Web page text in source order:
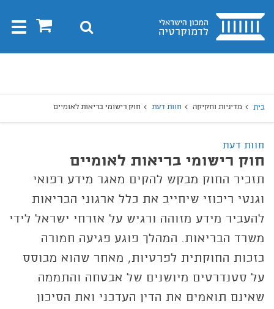
בית 0 חיפוש
בית מדיניות וחקיקה חוות דעת חוק רישומי בריאות לאומיים
חוות דעת
חוק רישומי בריאות לאומיים
תזכיר החוק מבקש להקים מאגר מידע רפואי
וגנטי ריכוזי שיחייב את כלל ארגוני הבריאות
להעביר מידע מזוהה ורגיש על אזרחי ישראל לידי
משרד הבריאות. המהלך פוגע פגיעה חמורה
בזכות החוקתית לפרטיות, מאחר שהוא מבוסס
על סטנדרטים מיושנים של אבטחה והתממה
שאינם תואמים את הדין העדכני ואת הסיכון